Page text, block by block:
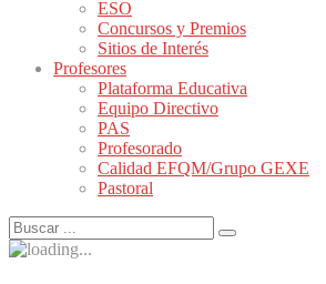
ESO
Concursos y Premios
Sitios de Interés
Profesores
Plataforma Educativa
Equipo Directivo
PAS
Profesorado
Calidad EFQM/Grupo GEXE
Pastoral